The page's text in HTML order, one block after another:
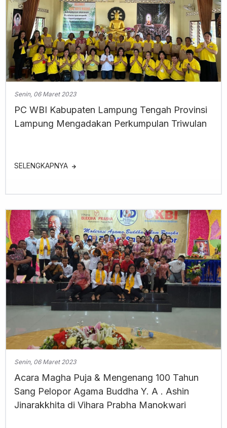
Senin, 06 Maret 2023
PC WBI Kabupaten Lampung Tengah Provinsi
Lampung Mengadakan Perkumpulan Triwulan
SELENGKAPNYA
Senin, 06 Maret 2023
Acara Magha Puja & Mengenang 100 Tahun
Sang Pelopor Agama Buddha Y. A . Ashin
Jinarakkhita di Vihara Prabha Manokwari